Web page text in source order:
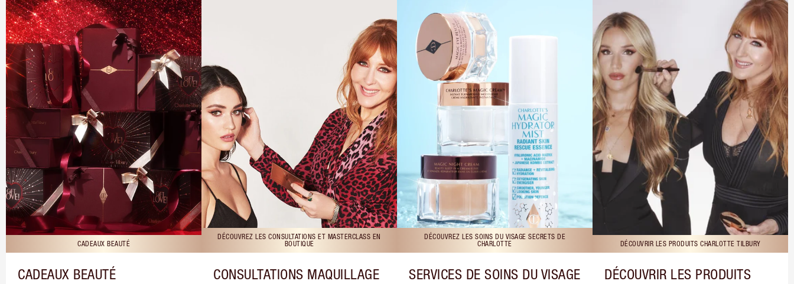
CADEAUX BEAUTÉ
CADEAUX BEAUTÉ
DÉCOUVREZ LES CONSULTATIONS ET MASTERCLASS EN
BOUTIQUE
CONSULTATIONS MAQUILLAGE
DÉCOUVREZ LES SOINS DU VISAGE SECRETS DE
CHARLOTTE
SERVICES DE SOINS DU VISAGE
DÉCOUVRIR LES PRODUITS CHARLOTTE TILBURY
DÉCOUVRIR LES PRODUITS